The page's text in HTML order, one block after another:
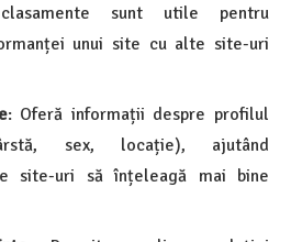
sunt utile pentru
unui site cu alte site-uri
: Oferă informații despre profilul
sex, locație), ajutând
site-uri să înțeleagă mai bine